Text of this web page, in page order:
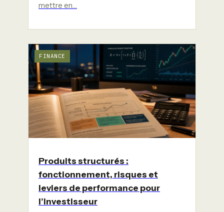
mettre en…
FINANCE
Produits structurés :
fonctionnement, risques et
leviers de performance pour
l’investisseur